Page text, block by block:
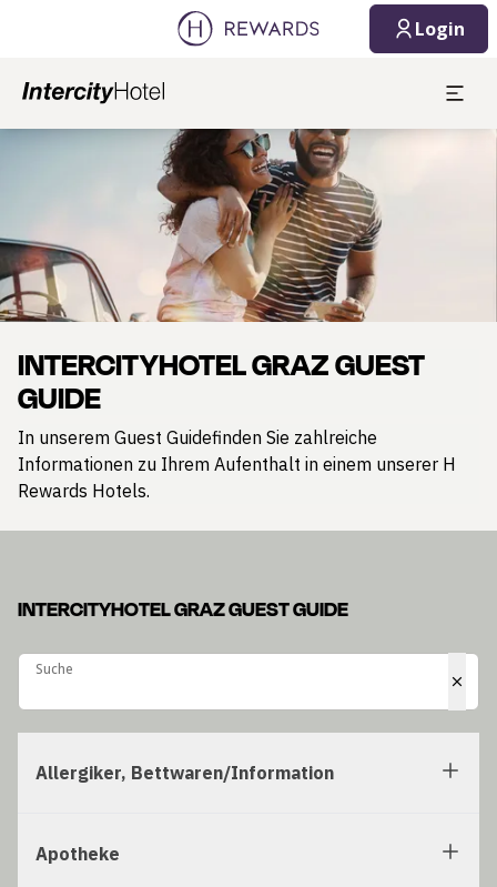
Login
Dia 1 von 1
INTERCITYHOTEL GRAZ GUEST
GUIDE
In unserem Guest Guidefinden Sie zahlreiche
Informationen zu Ihrem Aufenthalt in einem unserer H
Rewards Hotels.
INTERCITYHOTEL GRAZ GUEST GUIDE
Suche
Suche
Allergiker, Bettwaren/Information
Apotheke